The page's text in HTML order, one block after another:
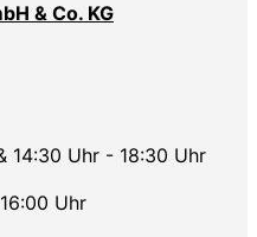
& Co. KG
14:30 Uhr - 18:30 Uhr
Uhr